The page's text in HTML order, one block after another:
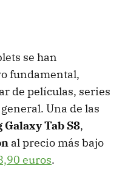
se han
fundamental,
de películas, series
Una de las
Galaxy Tab S8,
al precio más bajo
euros.